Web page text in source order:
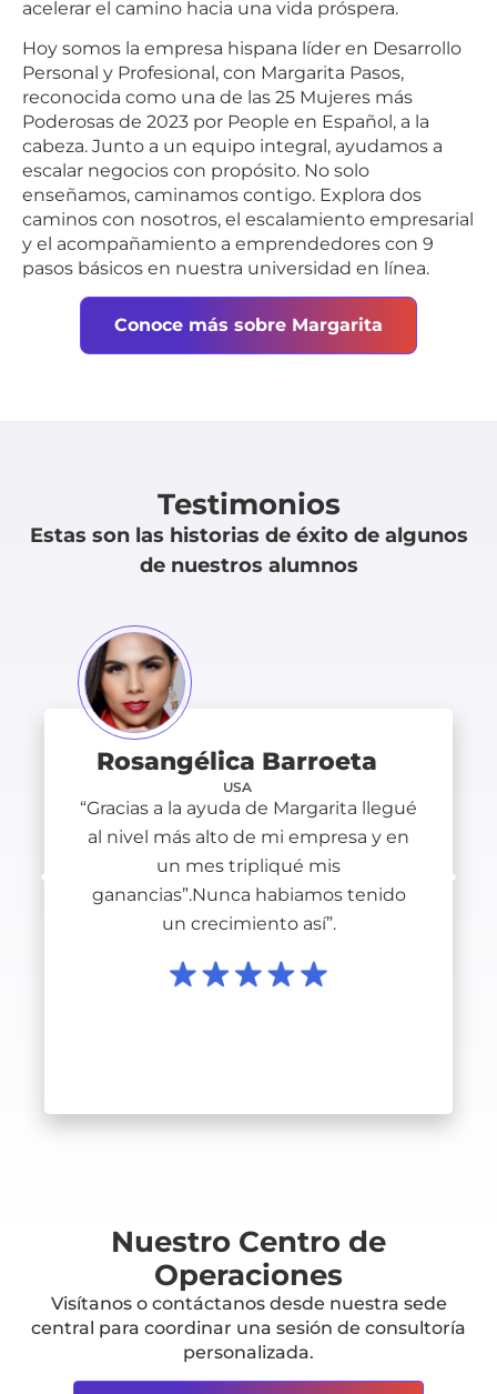
acelerar el camino hacia una vida próspera.
Hoy somos la empresa hispana líder en Desarrollo
Personal y Profesional, con Margarita Pasos,
reconocida como una de las 25 Mujeres más
Poderosas de 2023 por People en Español, a la
cabeza. Junto a un equipo integral, ayudamos a
escalar negocios con propósito. No solo
enseñamos, caminamos contigo. Explora dos
caminos con nosotros, el escalamiento empresarial
y el acompañamiento a emprendedores con 9
pasos básicos en nuestra universidad en línea.
Conoce más sobre Margarita
Testimonios
Estas son las historias de éxito de algunos
de nuestros alumnos
Rosangélica Barroeta
USA
“Gracias a la ayuda de Margarita llegué
al nivel más alto de mi empresa y en
un mes tripliqué mis
ganancias”.Nunca habiamos tenido
un crecimiento así”.
Nuestro Centro de
Operaciones
Visítanos o contáctanos desde nuestra sede
central para coordinar una sesión de consultoría
personalizada.